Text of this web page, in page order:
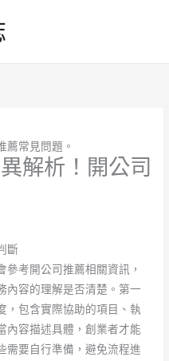
薦常見問題。
解析！開公司
斷
考開公司推薦相關資訊，
內容的理解是否清楚。第一
，包含實際協助的項目、執
內容描述具體，創業者才能
需要自行準備，避免流程進